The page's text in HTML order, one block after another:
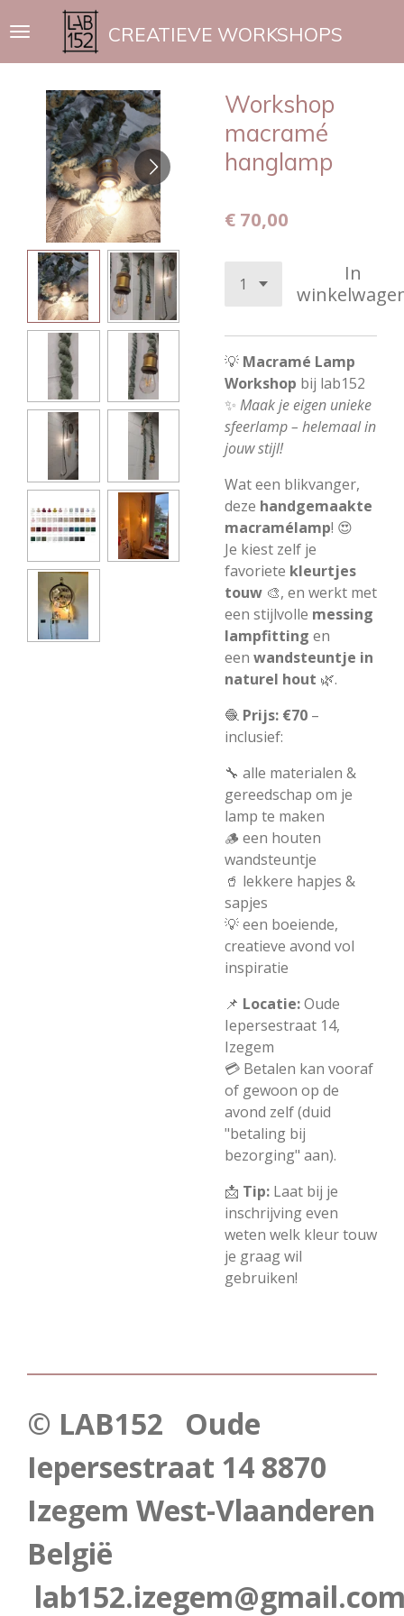
direct
naar
hoofdinhoud
CREATIEVE WORKSHOPS
Workshop
macramé
hanglamp
€ 70,00
In
💡 Macramé Lamp
Workshop bij lab152
✨ Maak je eigen unieke
sfeerlamp – helemaal in
jouw stijl!
Wat een blikvanger,
deze handgemaakte
macramélamp! 😍
Je kiest zelf je
favoriete kleurtjes
touw 🎨, en werkt met
een stijlvolle messing
lampfitting en
een wandsteuntje in
naturel hout 🌿.
🧶 Prijs: €70 –
inclusief:
🔧 alle materialen &
gereedschap om je
lamp te maken
🪵 een houten
wandsteuntje
🥤 lekkere hapjes &
sapjes
💡 een boeiende,
creatieve avond vol
inspiratie
📌 Locatie:Oude
Iepersestraat 14,
Izegem
💳 Betalen kan vooraf
of gewoon op de
avond zelf (duid
"betaling bij
bezorging" aan).
📩 Tip: Laat bij je
inschrijving even
weten welk kleur touw
je graag wil
gebruiken!
© LAB152 Oude
Iepersestraat 14 8870
Izegem West-Vlaanderen
België